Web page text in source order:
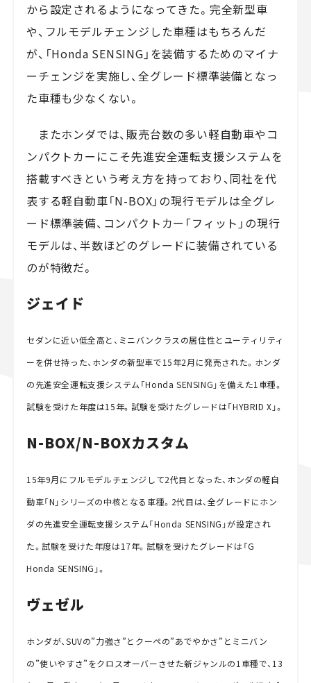
から設定されるようになってきた。完全新型車
や、フルモデルチェンジした車種はもちろんだ
が、「Honda SENSING」を装備するためのマイナ
ーチェンジを実施し、全グレード標準装備となっ
た車種も少なくない。
またホンダでは、販売台数の多い軽自動車やコ
ンパクトカーにこそ先進安全運転支援システムを
搭載すべきという考え方を持っており、同社を代
表する軽自動車「N-BOX」の現行モデルは全グレ
ード標準装備、コンパクトカー「フィット」の現行
モデルは、半数ほどのグレードに装備されている
のが特徴だ。
ジェイド
セダンに近い低全高と、ミニバンクラスの居住性とユーティリティ
ーを併せ持った、ホンダの新型車で15年2月に発売された。ホンダ
の先進安全運転支援システム「Honda SENSING」を備えた1車種。
試験を受けた年度は15年。試験を受けたグレードは「HYBRID X」。
N-BOX/N-BOXカスタム
15年9月にフルモデルチェンジして2代目となった、ホンダの軽自
動車「N」シリーズの中核となる車種。2代目は、全グレードにホン
ダの先進安全運転支援システム「Honda SENSING」が設定され
た。試験を受けた年度は17年。試験を受けたグレードは「G
Honda SENSING」。
ヴェゼル
ホンダが、SUVの”力強さ”とクーペの”あでやかさ”とミニバン
の”使いやすさ”をクロスオーバーさせた新ジャンルの1車種で、13